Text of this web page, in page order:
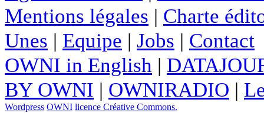
Mentions légales | Charte
Unes | Equipe | Jobs | Contact
OWNI in English |
BY OWNI | OWNIRADIO |
Wordpress OWNI licence Créative Commons.